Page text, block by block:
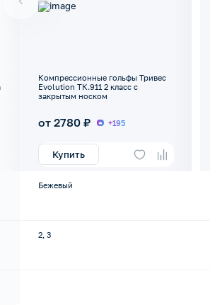
Компрессионные гольфы Тривес
Evolution ТК.911 2 класс с
закрытым носком
от 2780 ₽ +195
Купить
Бежевый
2, 3